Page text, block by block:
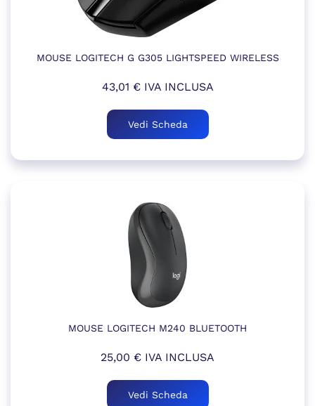
MOUSE LOGITECH G G305 LIGHTSPEED WIRELESS
43,01 €IVA INCLUSA
Vedi Scheda
MOUSE LOGITECH M240 BLUETOOTH
25,00 € IVA INCLUSA
Vedi Scheda